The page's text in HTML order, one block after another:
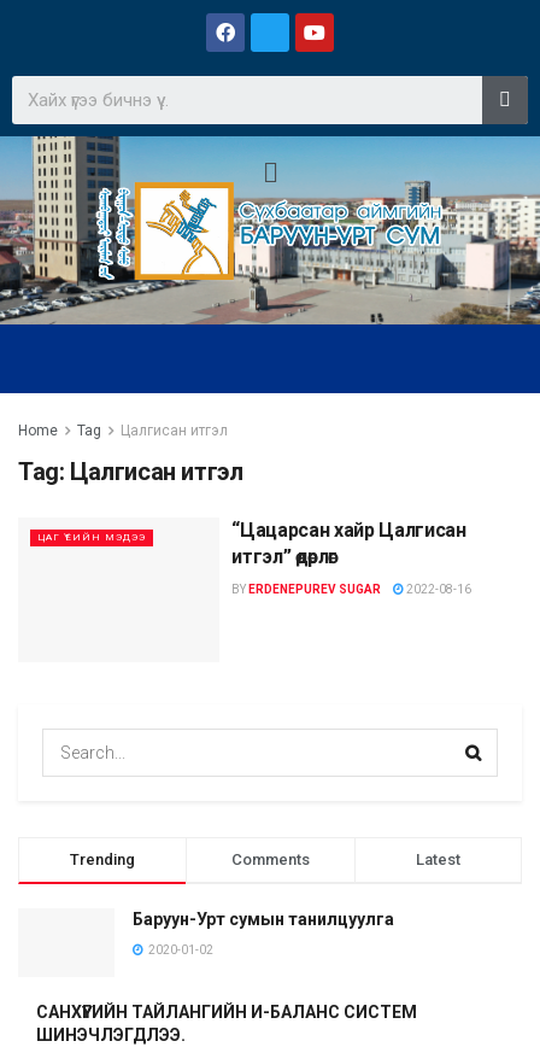
Home Tag Цалгисан итгэл
Tag: Цалгисан итгэл
ЦАГ ҮЕИЙН МЭДЭЭ
“Цацарсан хайр Цалгисан
итгэл” өдөрлөг
BY ERDENEPUREV SUGAR 2022-08-16
Trending Comments Latest
Баруун-Урт сумын танилцуулга
2020-01-02
САНХҮҮГИЙН ТАЙЛАНГИЙН И-БАЛАНС СИСТЕМ
ШИНЭЧЛЭГДЛЭЭ.